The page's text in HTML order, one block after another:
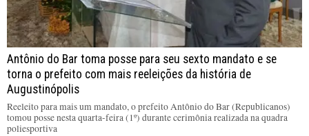
Antônio do Bar toma posse para seu sexto mandato e se
torna o prefeito com mais reeleições da história de
Augustinópolis
Reeleito para mais um mandato, o prefeito Antônio do Bar (Republicanos)
tomou posse nesta quarta-feira (1º) durante cerimônia realizada na quadra
poliesportiva